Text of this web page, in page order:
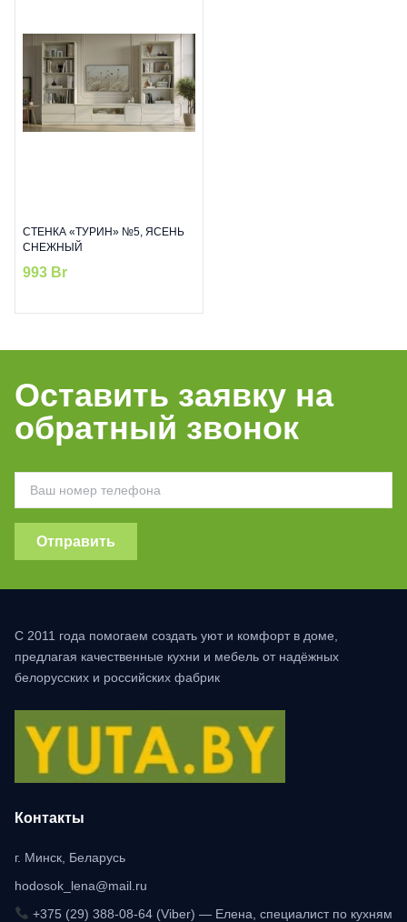
СТЕНКА «ТУРИН» №5, ЯСЕНЬ
СНЕЖНЫЙ
993 Br
Оставить заявку на
обратный звонок
Отправить
С 2011 года помогаем создать уют и комфорт в доме,
предлагая качественные кухни и мебель от надёжных
белорусских и российских фабрик
Контакты
г. Минск, Беларусь
hodosok_lena@mail.ru
+375 (29) 388-08-64 (Viber) — Елена, специалист по кухням